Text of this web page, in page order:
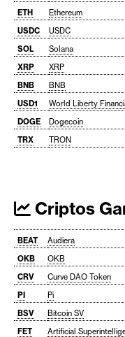
ETH
Ethereum
USDC
USDC
SOL
Solana
XRP
XRP
BNB
BNB
USD1
World Liberty
DOGE
Dogecoin
TRX
TRON
Criptos
BEAT Audiera
OKB
OKB
CRV
Curve DAO Token
PI
Pi
BSV
Bitcoin SV
FET
Artificial